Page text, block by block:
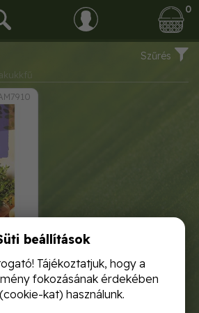
0
Szűrés
beállítások
Tájékoztatjuk, hogy a
fokozásának érdekében
kat) használunk.